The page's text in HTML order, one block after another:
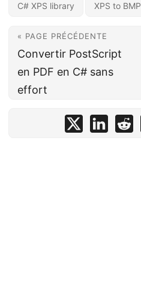
C# XPS library XPS to BMP
« PAGE PRÉCÉDENTE
Convertir PostScript
en PDF en C# sans
effort